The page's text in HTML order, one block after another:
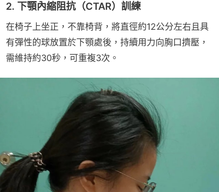
2. 下顎內縮阻抗（CTAR）訓練
在椅子上坐正，不靠椅背，將直徑約12公分左右且具
有彈性的球放置於下顎處後，持續用力向胸口擠壓，
需維持約30秒，可重複3次。